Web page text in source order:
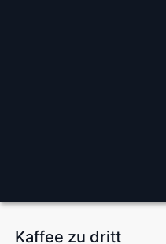
Kaffee zu dritt